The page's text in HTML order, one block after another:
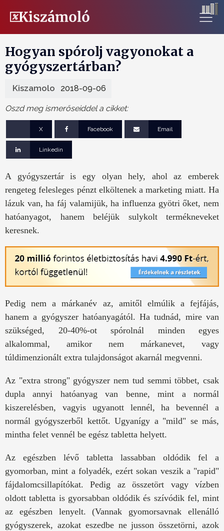
Hogyan spórolj vagyonokat a
gyógyszertárban?
Kiszamolo 2018-09-06
Oszd meg ismerőseiddel a cikket:
X Facebook Email
Linkedin
A gyógyszertár is egy olyan hely, ahol az emberek
rengeteg felesleges pénzt elköltenek a marketing miatt. Ha
lázuk van, ha fáj valamijük, ha influenza gyötri őket, nem
hatóanyagot, hanem beléjük sulykolt termékneveket
keresnek.
Pedig nem a márkanév az, amitől elmúlik a fejfájás,
hanem a gyógyszer hatóanyagától. Ha tudnád, mire van
szükséged, 20-40%-ot spórolnál minden egyes
alkalommal, amikor nem márkanevet, vagy
túldimenzionált extra tulajdonságot akarnál megvenni.
Az "extra strong" gyógyszer nem tud semmi többet, csak
dupla annyi hatóanyag van benne, mint a normál
kiszerelésben, vagyis ugyanott lennél, ha bevennél a
normál gyógyszerből kettőt. Ugyanígy a "mild" se más,
mintha felet vennél be egész tabletta helyett.
Az egészben lévő tabletta lassabban oldódik fel a
gyomorban, mint a folyadék, ezért sokan veszik a "rapid"
fájdalomcsillapítókat. Pedig az összetört vagy vízben
oldott tabletta is gyorsabban oldódik és szívódik fel, mint
az egészben lenyelt. (Vannak gyomorsavnak ellenálló
gyógyszerek, azokat eszedbe ne jusson összetörni, azok